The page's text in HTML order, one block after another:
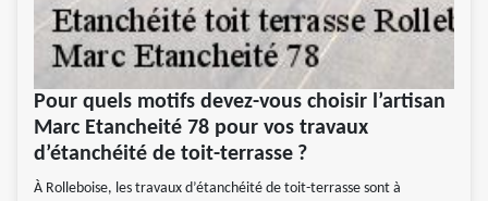
Pour quels motifs devez-vous choisir l’artisan
Marc Etancheité 78 pour vos travaux
d’étanchéité de toit-terrasse ?
À Rolleboise, les travaux d’étanchéité de toit-terrasse sont à